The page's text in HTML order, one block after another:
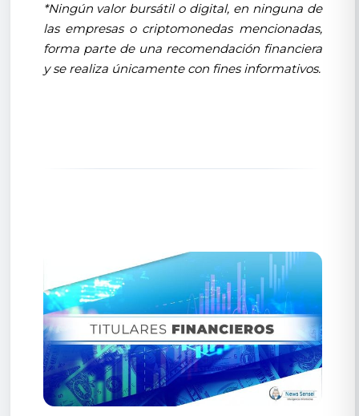
*Ningún valor bursátil o digital, en ninguna de
las empresas o criptomonedas mencionadas,
forma parte de una recomendación financiera
y se realiza únicamente con fines informativos.